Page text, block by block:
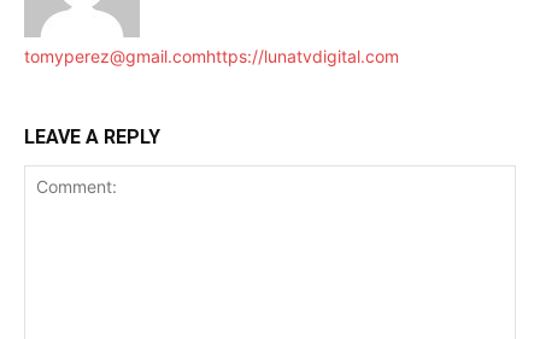
tomyperez@gmail.comhttps://lunatvdigital.com
LEAVE A REPLY